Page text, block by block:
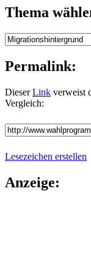
Thema
Permalink:
DieserLink verweist
Vergleich:
Lesezeichen erstellen
Anzeige: